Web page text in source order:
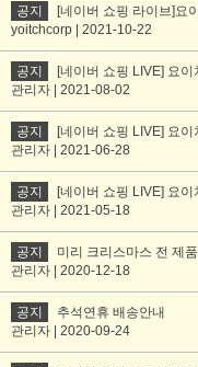
공지
[네이버 쇼핑 라이브]요
yoitchcorp | 2021-10-22
공지
[네이버 쇼핑 LIVE] 요이
관리자 | 2021-08-02
공지
[네이버 쇼핑 LIVE] 요이
관리자 | 2021-06-28
공지
[네이버 쇼핑 LIVE] 요
관리자 | 2021-05-18
공지
미리 크리스마스 전 제
관리자 | 2020-12-18
공지
추석연휴 배송안내
관리자 | 2020-09-24